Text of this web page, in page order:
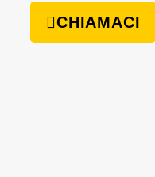
CHIAMACI